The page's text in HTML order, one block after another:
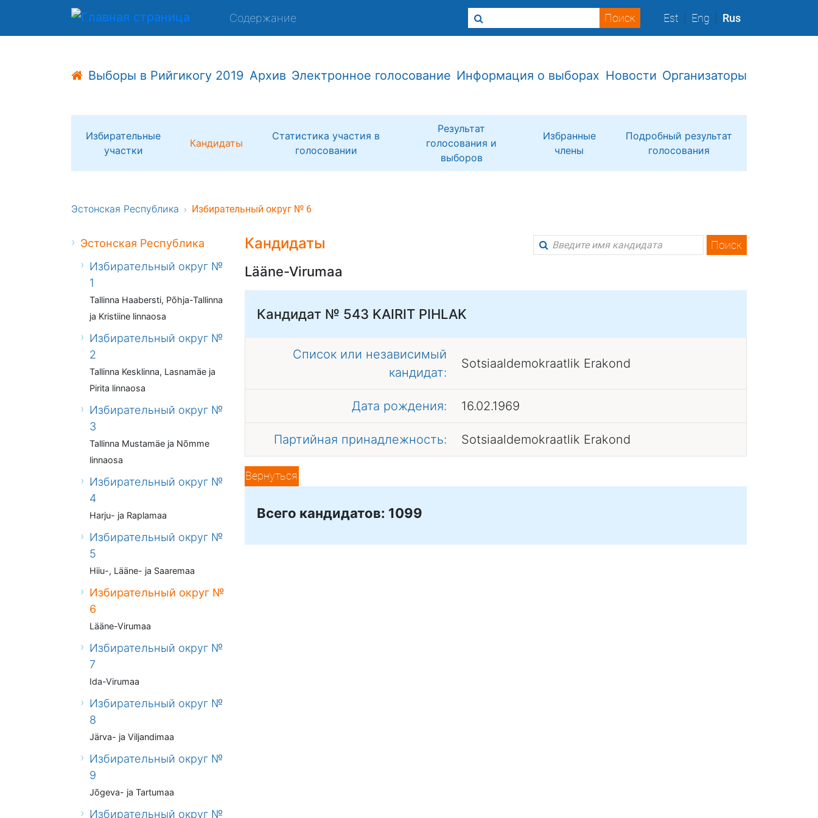
Содержание Est Eng Rus
Выборы в Рийгикогу 2019 Архив Электронное голосование Информация о выборах Новости Организаторы
Избирательные
участки
Кандидаты
Статистика участия в
голосовании
Результат
голосования и
выборов
Избранные
члены
Подробный результат
голосования
Эстонская Республика Избирательный округ № 6
Эстонская Республика
Избирательный округ №
1
Tallinna Haabersti, Põhja-Tallinna
ja Kristiine linnaosa
Избирательный округ №
2
Tallinna Kesklinna, Lasnamäe ja
Pirita linnaosa
Избирательный округ №
3
Tallinna Mustamäe ja Nõmme
linnaosa
Избирательный округ №
4
Harju- ja Raplamaa
Избирательный округ №
5
Hiiu-, Lääne- ja Saaremaa
Избирательный округ №
6
Lääne-Virumaa
Избирательный округ №
7
Ida-Virumaa
Избирательный округ №
8
Järva- ja Viljandimaa
Избирательный округ №
9
Jõgeva- ja Tartumaa
Избирательный округ №
Кандидаты Поиск
Lääne-Virumaa
Кандидат № 543 KAIRIT PIHLAK
Список или независимый
кандидат:
Sotsiaaldemokraatlik Erakond
Дата рождения: 16.02.1969
Партийная принадлежность: Sotsiaaldemokraatlik Erakond
Вернуться
Всего кандидатов: 1099